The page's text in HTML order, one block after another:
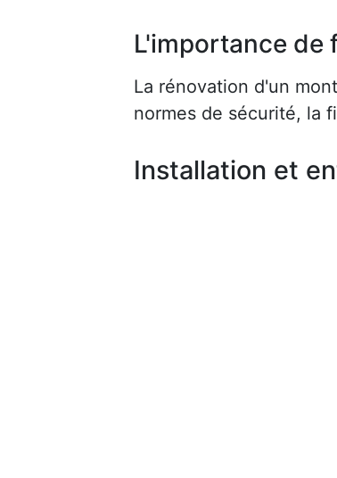
L'importance de
La rénovation d'un
normes de sécurité, la
Installation et